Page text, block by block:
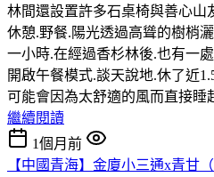
林間還設置許多石桌椅與善心山
休憩.野餐.陽光透過高聳的樹梢
一小時.在經過香杉林後.也有一
開啟午餐模式.談天說地.休了近
可能會因為太舒適的風而直接睡
繼續閱讀
1個月前
【中國青海】金廈小三通x青甘